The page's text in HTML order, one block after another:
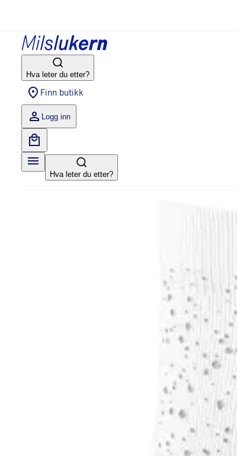
Hva leter du etter?
Finn butikk
Logg inn
Hva leter du etter?